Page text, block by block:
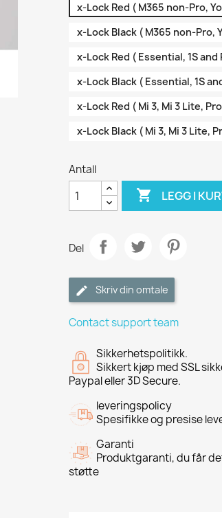
x-Lock Red ( M365 non-Pro,
x-Lock Black ( M365 non-Pro,
x-Lock Red ( Essential, 1S and
x-Lock Black ( Essential, 1S
x-Lock Red ( Mi 3, Mi 3 Lite,
x-Lock Black ( Mi 3, Mi 3 Lite,
Antall
 LEGG I
Del
Skriv din omtale
Contact support team
Sikkerhetspolitikk.
Sikkert kjøp med SSL
Paypal eller 3D Secure.
leveringspolicy
Spesifikke og presise
Garanti
Produktgaranti, du får
støtte